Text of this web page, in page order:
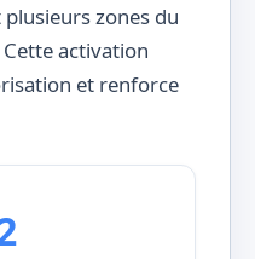
zones du
activation
et renforce